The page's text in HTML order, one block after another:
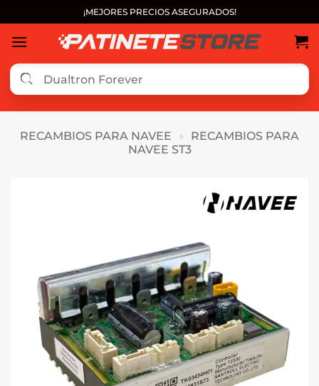
al
contenido
¡MEJORES PRECIOS ASEGURADOS!
RECAMBIOS PARA NAVEE »
RECAMBIOS PARA
NAVEE ST3